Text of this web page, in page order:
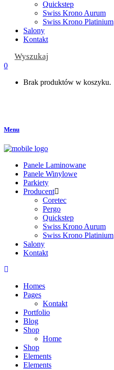
Quickstep
Swiss Krono Aurum
Swiss Krono Platinium
Salony
Kontakt
Wyszukaj
0
Brak produktów w koszyku.
Menu
Panele Laminowane
Panele Winylowe
Parkiety
Producent
Coretec
Pergo
Quickstep
Swiss Krono Aurum
Swiss Krono Platinium
Salony
Kontakt
Homes
Pages
Kontakt
Portfolio
Blog
Shop
Home
Shop
Elements
Elements